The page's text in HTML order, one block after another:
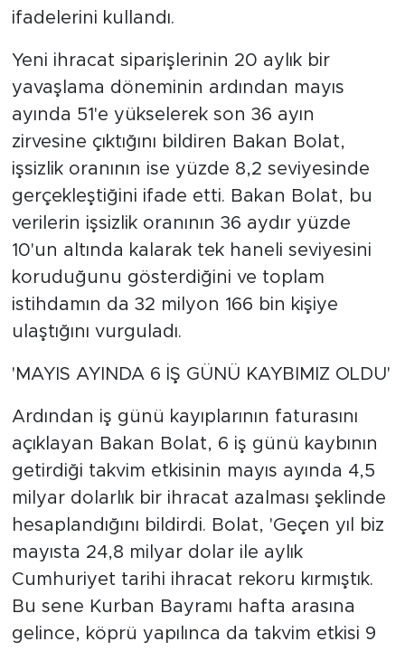
ifadelerini kullandı.
Yeni ihracat siparişlerinin 20 aylık bir
yavaşlama döneminin ardından mayıs
ayında 51'e yükselerek son 36 ayın
zirvesine çıktığını bildiren Bakan Bolat,
işsizlik oranının ise yüzde 8,2 seviyesinde
gerçekleştiğini ifade etti. Bakan Bolat, bu
verilerin işsizlik oranının 36 aydır yüzde
10'un altında kalarak tek haneli seviyesini
koruduğunu gösterdiğini ve toplam
istihdamın da 32 milyon 166 bin kişiye
ulaştığını vurguladı.
'MAYIS AYINDA 6 İŞ GÜNÜ KAYBIMIZ OLDU'
Ardından iş günü kayıplarının faturasını
açıklayan Bakan Bolat, 6 iş günü kaybının
getirdiği takvim etkisinin mayıs ayında 4,5
milyar dolarlık bir ihracat azalması şeklinde
hesaplandığını bildirdi. Bolat, 'Geçen yıl biz
mayısta 24,8 milyar dolar ile aylık
Cumhuriyet tarihi ihracat rekoru kırmıştık.
Bu sene Kurban Bayramı hafta arasına
gelince, köprü yapılınca da takvim etkisi 9